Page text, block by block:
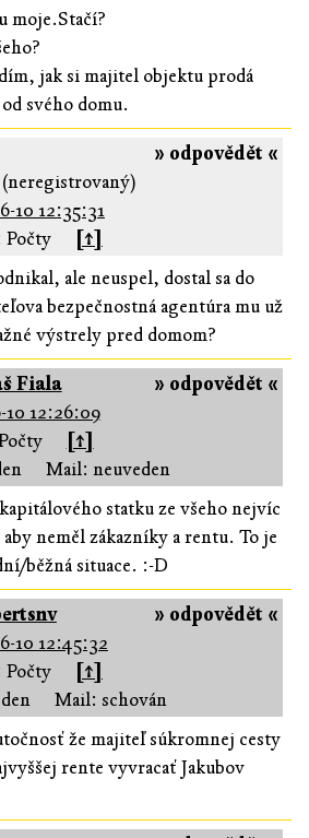
moje.Stačí?
jak si majitel objektu prodá
svého domu.
» odpovědět «
10 12:35:31
[↑]
ale neuspel, dostal sa do
bezpečnostná agentúra mu už
výstrely pred domom?
» odpovědět «
Fiala
10 12:26:09
[↑]
Mail: neuveden
statku ze všeho nejvíc
neměl zákazníky a rentu. To je
běžná situace. :-D
» odpovědět «
10 12:45:32
[↑]
Mail: schován
že majiteľ súkromnej cesty
rente vyvracať Jakubov